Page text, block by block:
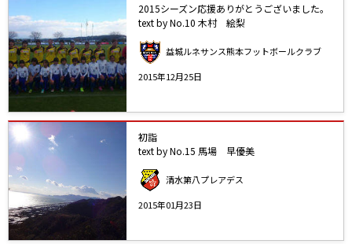
2015シーズン応援ありがとうございました。
text by No.10 木村 絵梨
益城ルネサンス熊本フットボールクラブ
2015年12月25日
初詣
text by No.15 馬場 早優美
清水第八プレアデス
2015年01月23日